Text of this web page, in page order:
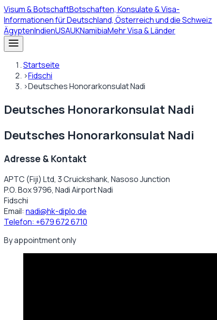
Visum& BotschaftBotschaften, Konsulate & Visa-
Informationen für Deutschland, Österreich und die Schweiz
ÄgyptenIndienUSAUKNamibiaMehr Visa & Länder
Startseite
›Fidschi
›Deutsches Honorarkonsulat Nadi
Deutsches Honorarkonsulat Nadi
Deutsches Honorarkonsulat Nadi
Adresse & Kontakt
APTC (Fiji) Ltd, 3 Cruickshank, Nasoso Junction
P.O. Box 9796, Nadi Airport Nadi
Fidschi
Email: nadi@hk-diplo.de
Telefon: +679 672 6710
By appointment only